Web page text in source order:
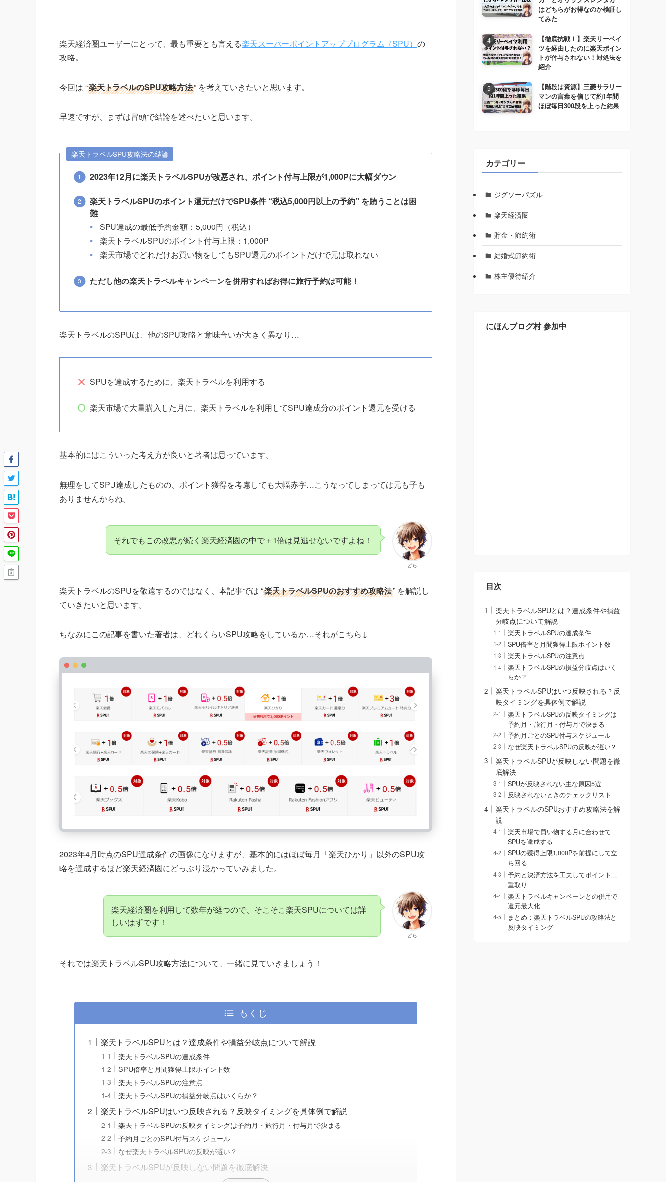
楽天経済圏ユーザーにとって、最も重要とも言える楽天スーパーポイントアッププログラム（SPU） の
攻略。
今回は “楽天トラベルのSPU攻略方法” を考えていきたいと思います。
早速ですが、まずは冒頭で結論を述べたいと思います。
楽天トラベルSPU攻略法の結論
2023年12月に楽天トラベルSPUが改悪され、ポイント付与上限が1,000Pに大幅ダウン
楽天トラベルSPUのポイント還元だけでSPU条件 “税込5,000円以上の予約” を賄うことは困
難
SPU達成の最低予約金額：5,000円（税込）
楽天トラベルSPUのポイント付与上限：1,000P
楽天市場でどれだけお買い物をしてもSPU還元のポイントだけで元は取れない
ただし他の楽天トラベルキャンペーンを併用すればお得に旅行予約は可能！
楽天トラベルのSPUは、他のSPU攻略と意味合いが大きく異なり…
SPUを達成するために、楽天トラベルを利用する
楽天市場で大量購入した月に、楽天トラベルを利用してSPU達成分のポイント還元を受ける
基本的にはこういった考え方が良いと著者は思っています。
無理をしてSPU達成したものの、ポイント獲得を考慮しても大幅赤字…こうなってしまっては元も子も
ありませんからね。
どら
それでもこの改悪が続く楽天経済圏の中で＋1倍は見逃せないですよね！
楽天トラベルのSPUを敬遠するのではなく、本記事では “楽天トラベルSPUのおすすめ攻略法” を解説し
ていきたいと思います。
ちなみにこの記事を書いた著者は、どれくらいSPU攻略をしているか…それがこちら↓
2023年4月時点のSPU達成条件の画像になりますが、基本的にはほぼ毎月「楽天ひかり」以外のSPU攻
略を達成するほど楽天経済圏にどっぷり浸かっていみました。
どら
楽天経済圏を利用して数年が経つので、そこそこ楽天SPUについては詳
しいはずです！
それでは楽天トラベルSPU攻略方法について、一緒に見ていきましょう！
もくじ
楽天トラベルSPUとは？達成条件や損益分岐点について解説
楽天トラベルSPUの達成条件
SPU倍率と月間獲得上限ポイント数
楽天トラベルSPUの注意点
楽天トラベルSPUの損益分岐点はいくらか？
楽天トラベルSPUはいつ反映される？反映タイミングを具体例で解説
楽天トラベルSPUの反映タイミングは予約月・旅行月・付与月で決まる
予約月ごとのSPU付与スケジュール
なぜ楽天トラベルSPUの反映が遅い？
楽天トラベルSPUが反映しない問題を徹底解決
はどちらがお得なのか検証し
てみた
【徹底抗戦！】楽天リーベイ
ツを経由したのに楽天ポイン
トが付与されない！対処法を
紹介
【階段は資源】三菱サラリー
マンの言葉を信じて約1年間
ほぼ毎日300段を上った結果
カテゴリー
ジグソーパズル
楽天経済圏
貯金・節約術
結婚式節約術
株主優待紹介
にほんブログ村 参加中
目次
楽天トラベルSPUとは？達成条件や損益
分岐点について解説
楽天トラベルSPUの達成条件
SPU倍率と月間獲得上限ポイント数
楽天トラベルSPUの注意点
楽天トラベルSPUの損益分岐点はいく
らか？
楽天トラベルSPUはいつ反映される？反
映タイミングを具体例で解説
楽天トラベルSPUの反映タイミングは
予約月・旅行月・付与月で決まる
予約月ごとのSPU付与スケジュール
なぜ楽天トラベルSPUの反映が遅い？
楽天トラベルSPUが反映しない問題を徹
底解決
SPUが反映されない主な原因5選
反映されないときのチェックリスト
楽天トラベルのSPUおすすめ攻略法を解
説
楽天市場で買い物する月に合わせて
SPUを達成する
SPUの獲得上限1,000Pを前提にして立
ち回る
予約と決済方法を工夫してポイント二
重取り
楽天トラベルキャンペーンとの併用で
還元最大化
まとめ：楽天トラベルSPUの攻略法と
反映タイミング